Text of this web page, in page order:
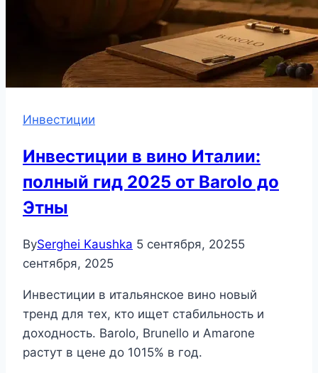
Инвестиции
Инвестиции в вино Италии:
полный гид 2025 от Barolo до
Этны
BySerghei Kaushka 5 сентября, 20255
сентября, 2025
Инвестиции в итальянское вино новый
тренд для тех, кто ищет стабильность и
доходность. Barolo, Brunello и Amarone
растут в цене до 1015% в год.